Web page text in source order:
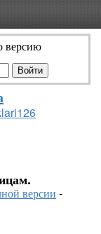
версию
версии -